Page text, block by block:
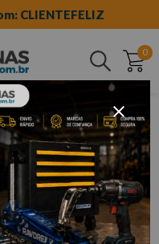
CLIENTEFELIZ
0
Buscar
especiais